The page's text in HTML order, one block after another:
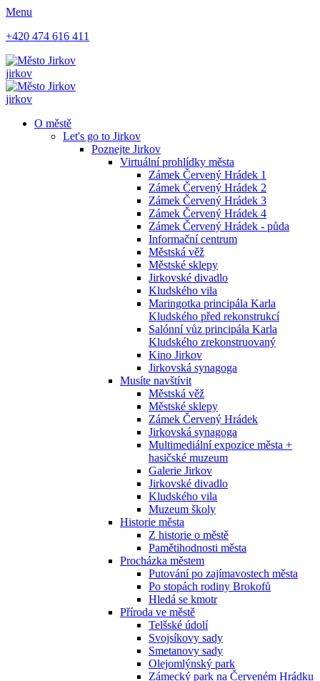
Menu
+420 474 616 411
jirkov
jirkov
O městě
Let's go to Jirkov
Poznejte Jirkov
Virtuální prohlídky města
Zámek Červený Hrádek 1
Zámek Červený Hrádek 2
Zámek Červený Hrádek 3
Zámek Červený Hrádek 4
Zámek Červený Hrádek - půda
Informační centrum
Městská věž
Městské sklepy
Jirkovské divadlo
Kludského vila
Maringotka principála Karla
Kludského před rekonstrukcí
Salónní vůz principála Karla
Kludského zrekonstruovaný
Kino Jirkov
Jirkovská synagoga
Musíte navštívit
Městská věž
Městské sklepy
Zámek Červený Hrádek
Jirkovská synagoga
Multimediální expozice města +
hasičské muzeum
Galerie Jirkov
Jirkovské divadlo
Kludského vila
Muzeum školy
Historie města
Z historie o městě
Pamětihodnosti města
Procházka městem
Putování po zajímavostech města
Po stopách rodiny Brokofů
Hledá se kmotr
Příroda ve městě
Telšské údolí
Svojsíkovy sady
Smetanovy sady
Olejomlýnský park
Zámecký park na Červeném Hrádku